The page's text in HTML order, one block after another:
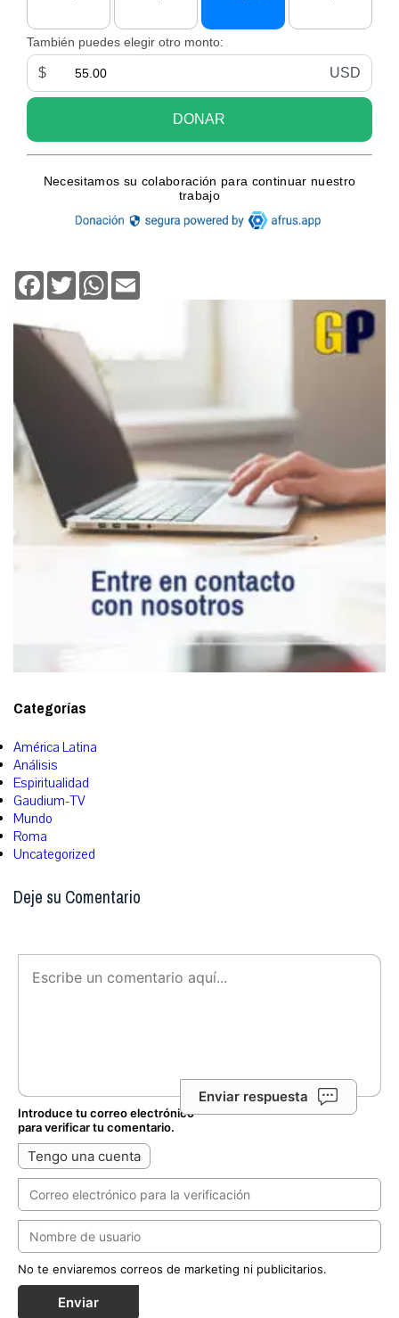
Facebook
TwitterWhatsApp
Categorías
América Latina
Análisis
Espiritualidad
Gaudium-TV
Mundo
Roma
Uncategorized
Deje su Comentario
Enviar respuesta
Introduce tu correo electrónico
para verificar tu comentario.
Tengo una cuenta
No te enviaremos correos de marketing ni publicitarios.
Enviar